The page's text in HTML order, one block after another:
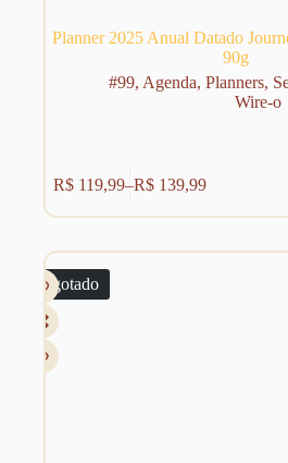
Planner 2025 Anual Datado
90g
#99, Agenda, Planners,
Wire-o
R$ 119,99–R$ 139,99
Faixa
de
R$ 119,99
produto
tem
variantes.
As
opções
podem
ser
escolhidas
Esgotado